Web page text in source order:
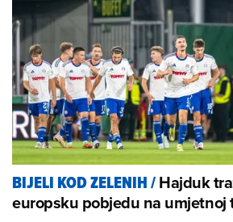
BIJELI KOD ZELENIH/Hajduk
europsku pobjedu na umjetnoj